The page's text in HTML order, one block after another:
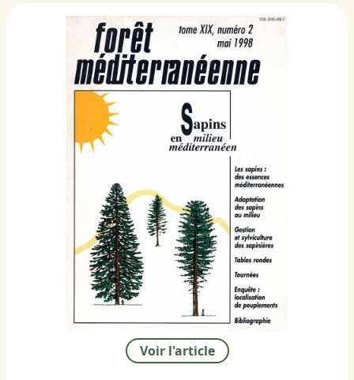
Voir l'article